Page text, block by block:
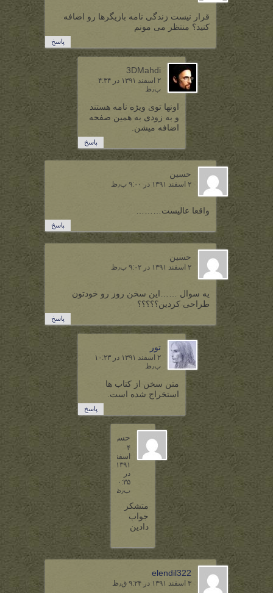
قرار نیست زندگی نامه بازیگرها رو اضافه
کنید؟ منتظر می مونم
پاسخ
3DMahdi
۲ اسفند ۱۳۹۱ در ۴:۳۴
ب٫ظ
اونها توی ویژه نامه هستند
و به زودی به همین صفحه
اضافه میشن.
پاسخ
حسین
۲ اسفند ۱۳۹۱ در ۹:۰۰ ب٫ظ
واقعا عالیست………
پاسخ
حسین
۲ اسفند ۱۳۹۱ در ۹:۰۲ ب٫ظ
یه سوال ……این سخن روز رو خودتون
طراحی کردین؟؟؟؟؟
پاسخ
تور
۲ اسفند ۱۳۹۱ در ۱۰:۲۳
ب٫ظ
متن سخن از کتاب ها
استخراج شده است.
پاسخ
حسین
۴
اسفند
۱۳۹۱
در
۱۰:۳۵
ب٫ظ
متشکر
جواب
دادین
elendil322
۳ اسفند ۱۳۹۱ در ۹:۲۴ ق٫ظ